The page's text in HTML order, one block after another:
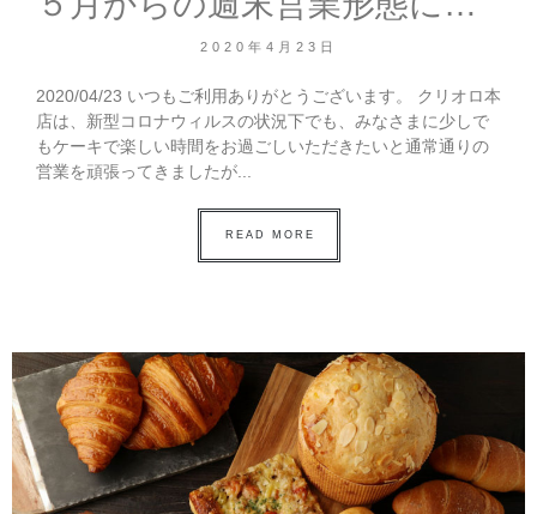
2020年4月23日
2020/04/23 いつもご利用ありがとうございます。 クリオロ本
店は、新型コロナウィルスの状況下でも、みなさまに少しで
もケーキで楽しい時間をお過ごしいただきたいと通常通りの
営業を頑張ってきましたが...
READ MORE